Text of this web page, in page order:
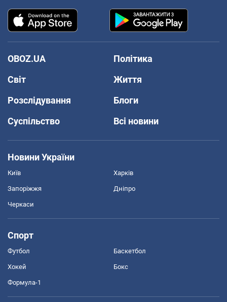
OBOZ.UA
Політика
Світ
Життя
Розслідування
Блоги
Суспільство
Всі новини
Новини України
Київ Харків
Запоріжжя Дніпро
Черкаси
Спорт
Футбол Баскетбол
Хокей Бокс
Формула-1